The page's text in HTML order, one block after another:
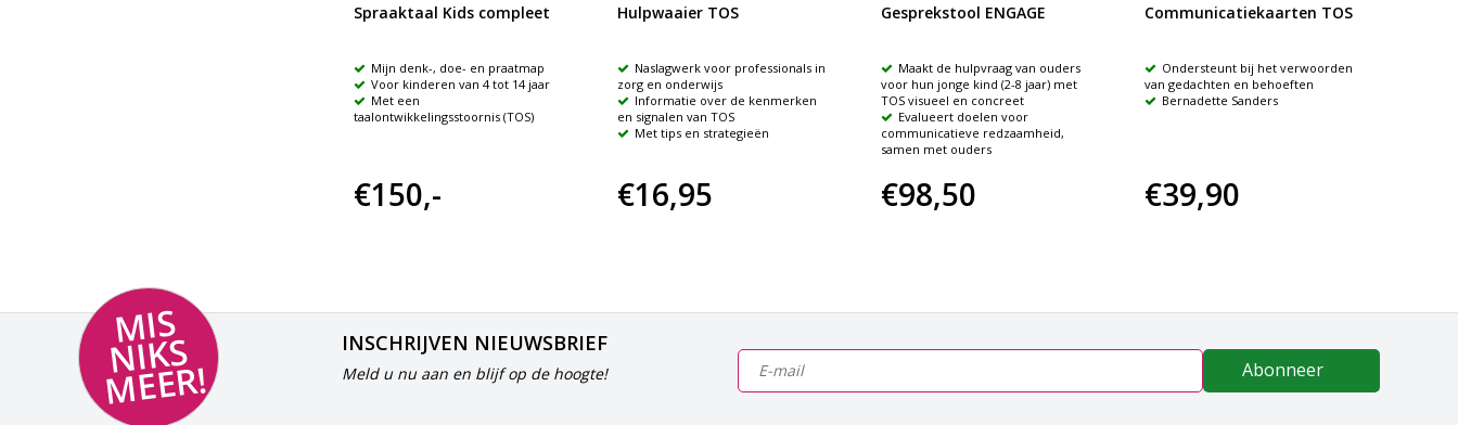
Spraaktaal Kids compleet
Mijn denk-, doe- en praatmap
Voor kinderen van 4 tot 14 jaar
Met een
taalontwikkelingsstoornis (TOS)
€150,-
Hulpwaaier TOS
Naslagwerk voor professionals in
zorg en onderwijs
Informatie over de kenmerken
en signalen van TOS
Met tips en strategieën
€16,95
Gesprekstool ENGAGE
Maakt de hulpvraag van ouders
voor hun jonge kind (2-8 jaar) met
TOS visueel en concreet
Evalueert doelen voor
communicatieve redzaamheid,
samen met ouders
€98,50
Communicatiekaarten TOS
Ondersteunt bij het verwoorden
van gedachten en behoeften
Bernadette Sanders
€39,90
MI
S
NI
K
S
M
E
E
R!
INSCHRIJVEN NIEUWSBRIEF
Meld u nu aan en blijf op de hoogte! Abonneer